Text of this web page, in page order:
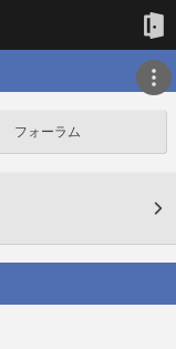
フォーラム